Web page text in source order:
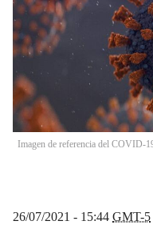
Imagen de referencia del COVID-
26/07/2021 - 15:44 GMT-5